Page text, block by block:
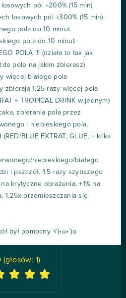
pól +200% (15 min)
losowych pól +300% (15 min)
pola do 10 minut
pola do 10 minut
POLA !!! (działa to tak jak
pole na jakim zbierasz)
więcej białego pola
zbierają 1.25 razy więcej pola
+ TROPICAL DRINK w jednym)
zbierania pola przez
i niebieskiego pola,
BLUE EXTRAT, GLUE, + kilka
niebieskiego/białego
i pszczół. 1.5 razy szybszego
krytyczne obrażenia, +1% na
1.25x przemieszczania się
był pomocnyヾ(•ω•`)o
(głosów: 1)